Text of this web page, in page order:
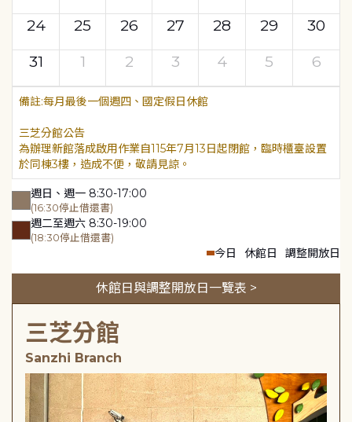
24
25 26 27 28 29
30
31
1 2 3 4 5 6
每月最後一個週四、國定假日休館
三芝分館公告
為辦理新館落成啟用作業自115年7月13日起閉館，臨時櫃臺設置
於同棟3樓，造成不便，敬請見諒。
週日、週一 8:30-17:00
(16:30停止借還書)
週二至週六 8:30-19:00
(18:30停止借還書)
今日 休館日 調整開放日
休館日與調整開放日一覽表 >
三芝分館
Sanzhi Branch